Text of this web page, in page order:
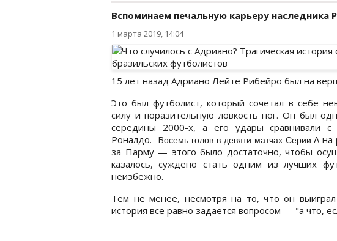
Вспоминаем печальную карьеру наследника
1 марта 2019, 14:04
15 лет назад Адриано Лейте Рибейро был на
Это был футболист, который сочетал в себе
силу и поразительную ловкость ног. Он был
середины 2000-х, а его удары сравнивали с
Роналдо. Восемь голов в девяти матчах Серии Ана
за Парму — этого было достаточно, чтобы
казалось, суждено стать одним из лучших
неизбежно.
Тем не менее, несмотря на то, что он
история все равно задается вопросом — "а что,